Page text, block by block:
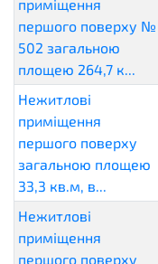
приміщення
першого поверху №
502 загальною
площею 264,7 к...
Нежитлові
приміщення
першого поверху
загальною площею
33,3 кв.м, в...
Нежитлові
приміщення
першого поверху